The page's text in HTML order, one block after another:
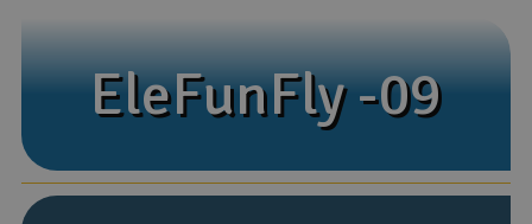
Droner
Droner til FPV
EleFunFly -09
EleFunFly -09